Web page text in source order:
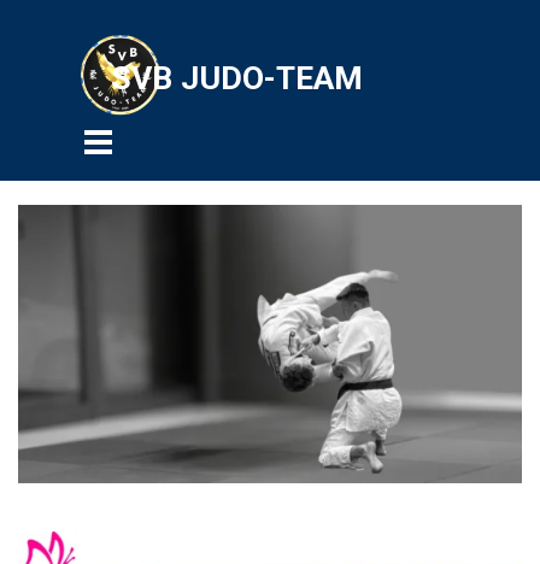
SVB JUDO-TEAM
Menü überspringen